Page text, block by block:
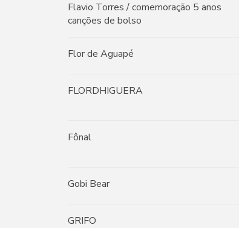
Flavio Torres / comemoração 5 anos
canções de bolso
Flor de Aguapé
FLORDHIGUERA
Fônal
Gobi Bear
GRIFO